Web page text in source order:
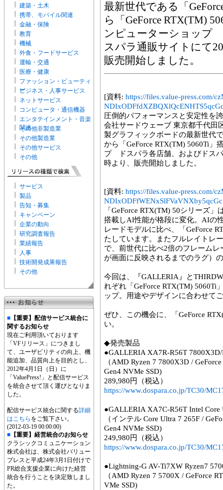
建築・土木
携帯、モバイル関連
金融・保険
教育
機械
外食・フードサービス
運輸・交通
医療・健康
ファッション・ビューティ
ー
ビジネス・人事サービス
ネットサービス
コンピュータ・通信機器
エンタテインメント・音楽
関連
その他非製造業
その他製造業
その他サービス
その他
サービス
製品
告知・募集
キャンペーン
企業の動向
研究調査報告
業績報告
人事
技術開発成果報告
その他
■ 【重要】配信サービス統合に
関するお知らせ
現在ご利用頂いております
「VFリリース」につきまし
て、ユーザビリティの向上、機
能追加、品質向上を目的とし、
2012年4月1日（日）に
「ValuePress!」と配信サービス
を統合させて頂く運びとなりま
した。
配信サービス統合に関する詳細
はこちら をご覧下さい。
(2012-03-19 00:00:00)
■ 【重要】経営統合のお知らせ
クラシックコミュニケーション
株式会社は、株式会社バリュー
プレスと平成24年3月1日付けで
PR総合支援企業に向けた経営
統合を行うことを決定致しまし
た。
最新世代である「
ら「GeForce RTX(TM)
ンピューターショップ
スパラ通販サイトにて
販売開始しました。
[資料: https://files.value-press.com/
圧倒的パフォーマンスと安定性を
会社サードウェーブ 東京都千代
製グラフィックボードの最新世代
から「GeForce RTX(TM) 5060Ti」
プ ドスパラ各店舗、およびドス
時より、販売開始しました。
[資料: https://files.value-press.com/
「GeForce RTX(TM) 50シリーズ
搭載しAI性能が格段に変化。AIの
レードモデルに比べ、「GeForce
たしています。またフルレイトレ
で、前世代に比べ2倍のフレーム
が画面に反映されるまでのラグ）
今回は、『GALLERIA』と
れぞれ「GeForce RTX(TM) 5060Ti
ップ。用途やデザインに合わせて
ぜひ、この機会に、「GeForce
い。
◆発売製品
●GALLERIA XA7R-R56T
（AMD Ryzen 7 7800X3D /
Gen4 NVMe SSD)
289,980円（税込）
https://www.dospara.co.jp/TC30/
●GALLERIA XA7C-R56T Intel Core
（インテル Core Ultra 7 265F /
Gen4 NVMe SSD)
249,980円（税込）
https://www.dospara.co.jp/TC30/
●Lightning-G AV-Ti7XW Ryzen7
（AMD Ryzen 7 5700X / GeForce
VMe SSD)